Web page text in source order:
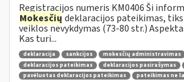
Registracijos numeris KM0406 Ši
Mokesčių deklaracijos pateikimas,
veiklos nevykdymas (73-80 str.)
Kas turi...
deklaracija sankcijos
mokesčių administravimas
deklaracijos pateikimas
deklaracijos pasirašymas
pavėluotas deklaracijos pateikimas
pateikimas ne